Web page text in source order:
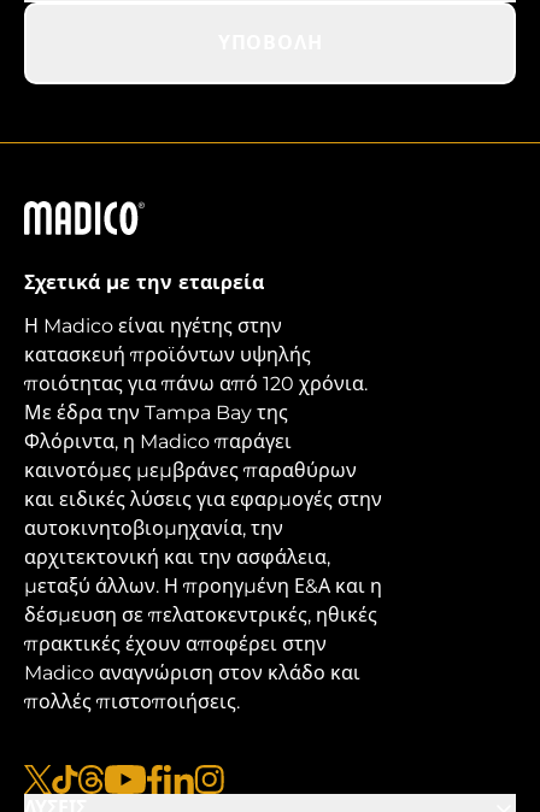
Madico
Σχετικά με την εταιρεία
Η Madico είναι ηγέτης στην
κατασκευή προϊόντων υψηλής
ποιότητας για πάνω από 120 χρόνια.
Με έδρα την Tampa Bay της
Φλόριντα, η Madico παράγει
καινοτόμες μεμβράνες παραθύρων
και ειδικές λύσεις για εφαρμογές στην
αυτοκινητοβιομηχανία, την
αρχιτεκτονική και την ασφάλεια,
μεταξύ άλλων. Η προηγμένη Ε&Α και η
δέσμευση σε πελατοκεντρικές, ηθικές
πρακτικές έχουν αποφέρει στην
Madico αναγνώριση στον κλάδο και
πολλές πιστοποιήσεις.